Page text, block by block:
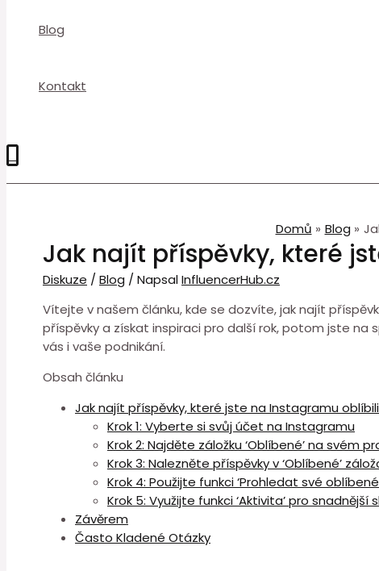
Blog
Kontakt
Domů Blog
Jak najít příspěvky, které
Diskuze / Blog / NapsalInfluencerHub.cz
Vítejte v našem článku, kde se dozvíte, jak najít
příspěvky a získat inspiraci pro další rok, potom jste
vás i vaše podnikání.
Obsah článku
Jak najít příspěvky, které jste na Instagramu
Krok 1: Vyberte si svůj účet na Instagramu
Krok 2: Najděte záložku ‘Oblíbené’ na svém
Krok 3: Nalezněte příspěvky v ‘Oblíbené’
Krok 4: Použijte funkci ‘Prohledat své
Krok 5: Využijte funkci ‘Aktivita’ pro
Závěrem
Často Kladené Otázky